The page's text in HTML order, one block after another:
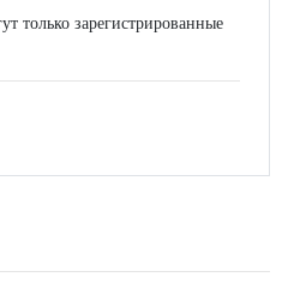
только зарегистрированные